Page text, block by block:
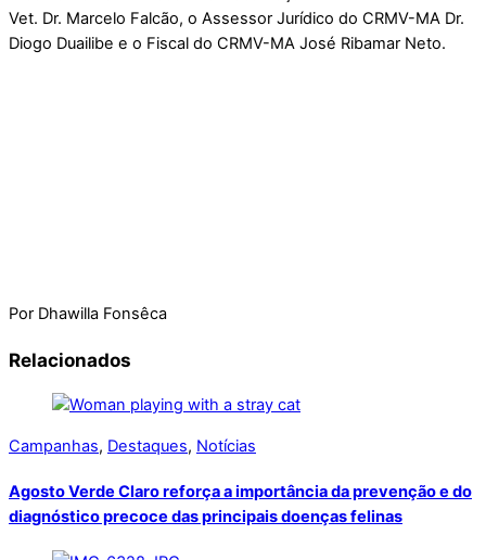
Vet. Dr. Marcelo Falcão, o Assessor Jurídico do CRMV-MA Dr.
Diogo Duailibe e o Fiscal do CRMV-MA José Ribamar Neto.
Por Dhawilla Fonsêca
Relacionados
Campanhas, Destaques, Notícias
Agosto Verde Claro reforça a importância da prevenção e do
diagnóstico precoce das principais doenças felinas